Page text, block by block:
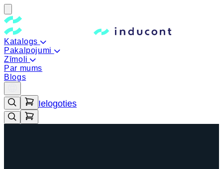
Katalogs
Pakalpojumi
Zīmoli
Par mums
Blogs
Ielogoties